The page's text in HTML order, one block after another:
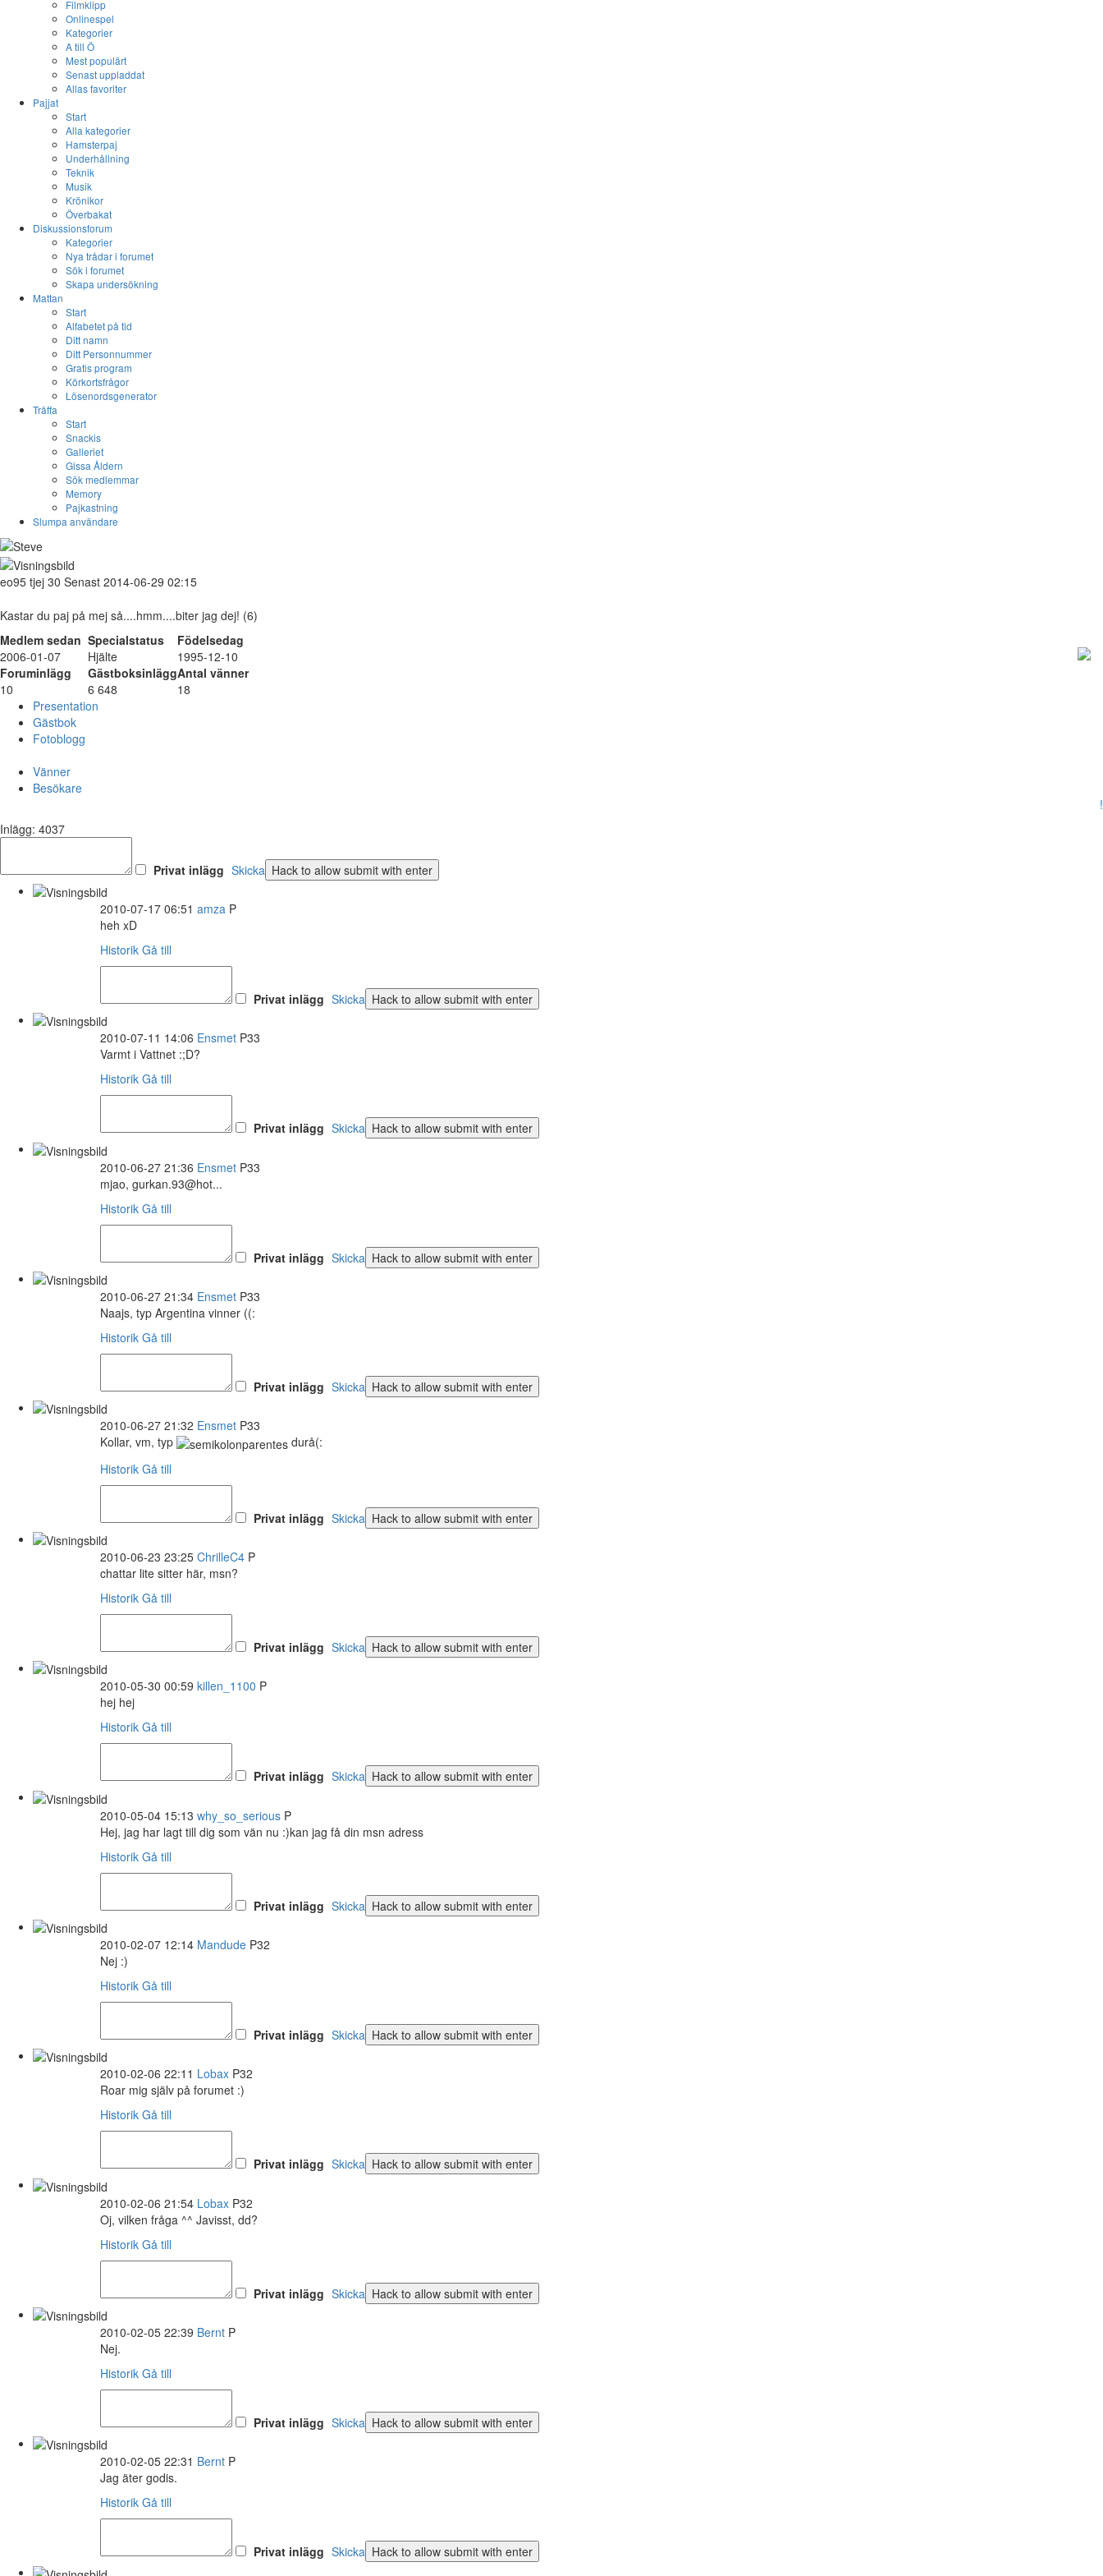
Filmklipp
Onlinespel
Kategorier
A till Ö
Mest populärt
Senast uppladdat
Allas favoriter
Pajjat
Start
Alla kategorier
Hamsterpaj
Underhållning
Teknik
Musik
Krönikor
Överbakat
Diskussionsforum
Kategorier
Nya trådar i forumet
Sök i forumet
Skapa undersökning
Mattan
Start
Alfabetet på tid
Ditt namn
Ditt Personnummer
Gratis program
Körkortsfrågor
Lösenordsgenerator
Träffa
Start
Snackis
Galleriet
Gissa Åldern
Sök medlemmar
Memory
Pajkastning
Slumpa användare
eo95 tjej 30 Senast 2014-06-29 02:15
Kastar du paj på mej så....hmm....biter jag dej! (6)
Medlem sedan Specialstatus
Födelsedag
2006-01-07
Hjälte
1995-12-10
Foruminlägg
GästboksinläggAntal vänner
10
6 648
18
Presentation
Gästbok
Fotoblogg
Vänner
Besökare
!
Inlägg: 4037
Privat inlägg Skicka
2010-07-17 06:51 amza P
heh xD
Historik Gå till
Privat inlägg Skicka
2010-07-11 14:06 Ensmet P33
Varmt i Vattnet :;D?
Historik Gå till
Privat inlägg Skicka
2010-06-27 21:36 Ensmet P33
mjao, gurkan.93@hot...
Historik Gå till
Privat inlägg Skicka
2010-06-27 21:34 Ensmet P33
Naajs, typ Argentina vinner ((:
Historik Gå till
Privat inlägg Skicka
2010-06-27 21:32 Ensmet P33
Kollar, vm, typ
durå(:
Historik Gå till
Privat inlägg Skicka
2010-06-23 23:25 ChrilleC4 P
chattar lite sitter här, msn?
Historik Gå till
Privat inlägg Skicka
2010-05-30 00:59 killen_1100 P
hej hej
Historik Gå till
Privat inlägg Skicka
2010-05-04 15:13 why_so_serious P
Hej, jag har lagt till dig som vän nu :)kan jag få din msn adress
Historik Gå till
Privat inlägg Skicka
2010-02-07 12:14 Mandude P32
Nej :)
Historik Gå till
Privat inlägg Skicka
2010-02-06 22:11 Lobax P32
Roar mig själv på forumet :)
Historik Gå till
Privat inlägg Skicka
2010-02-06 21:54 Lobax P32
Oj, vilken fråga ^^ Javisst, dd?
Historik Gå till
Privat inlägg Skicka
2010-02-05 22:39 Bernt P
Nej.
Historik Gå till
Privat inlägg Skicka
2010-02-05 22:31 Bernt P
Jag äter godis.
Historik Gå till
Privat inlägg Skicka